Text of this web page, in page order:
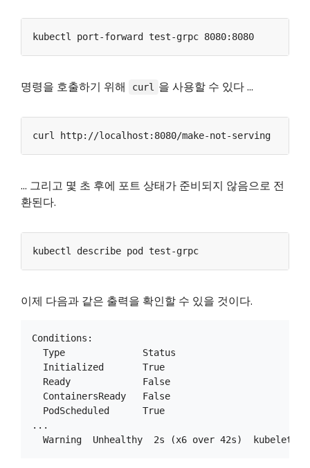
명령을 호출하기 위해 curl 을 사용할 수 있다 ...
... 그리고 몇 초 후에 포트 상태가 준비되지 않음으로 전
환된다.
이제 다음과 같은 출력을 확인할 수 있을 것이다.
Conditions:
  Type              Status
  Initialized       True
  Ready             False
  ContainersReady   False
  PodScheduled      True
...